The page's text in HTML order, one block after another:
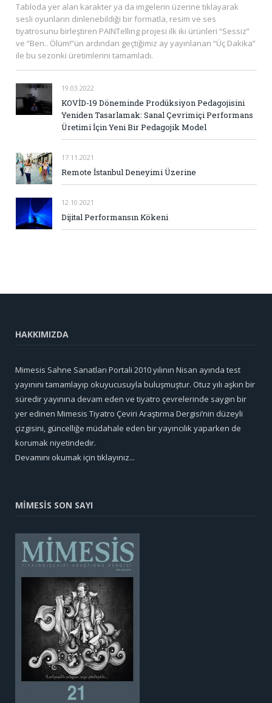
Tabloda yer alan karakter ya da imgelerin üzerine tıklayarak
sesli oyunların dinlenebildiği bir formatla, resim ve ses
tiyatrosunu birleştiren PAINTelling projesi ilk iki ürünleri “Sessiz”
ve “Ben.. Ölüm!”ün ardından geçtiğimiz ay yayınlanan “Üç Dakika”
ile bu sezonki üretimlerini tamamladı.
19.03.2022
KOVİD-19 Döneminde Prodüksiyon Pedagojisini
Yeniden Tasarlamak: Sanal Çevrimiçi Performans
Üretimi İçin Yeni Bir Pedagojik Model
17.11.2021
Remote İstanbul Deneyimi Üzerine
12.10.2021
Dijital Performansın Kökeni
HAKKIMIZDA
Mimesis Sahne Sanatları Portali 2010 yılının Nisan ayında test
yayınını tamamlayıp okuyucusuyla buluşmuştur. Otuz yılı aşkın bir
süredir yayınına devam eden ve tiyatro çevrelerinde saygın bir
yer edinen Mimesis Tiyatro Çeviri Araştırma Dergisi’nin düzeyli
çizgisini, güncelliğe müdahale eden bir yayıncılık yaparken de
korumak niyetindedir.
Devamını okumak için tıklayınız...
MİMESİS SON SAYI